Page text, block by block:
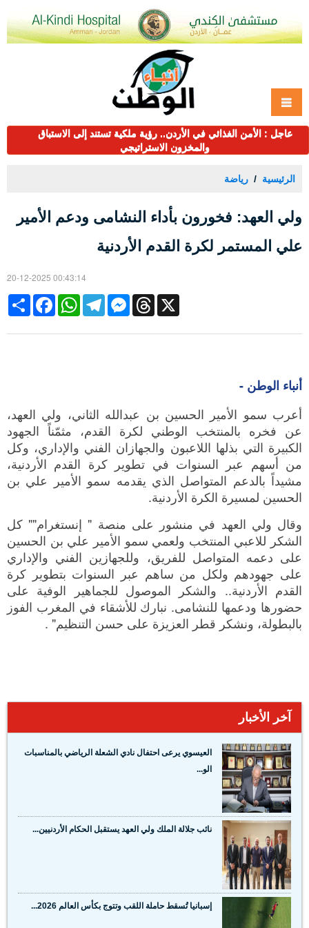
عاجل : الأمن الغذائي في الأردن.. رؤية ملكية تستند إلى الاستباق
والمخزون الاستراتيجي
الرئيسية رياضة
ولي العهد: فخورون بأداء النشامى ودعم الأمير
علي المستمر لكرة القدم الأردنية
20-12-2025 00:43:14
Share
FacebookWhatsAppTelegramMessengerThreads X
أنباء الوطن -
أعرب سمو الأمير الحسين بن عبدالله الثاني، ولي العهد،
عن فخره بالمنتخب الوطني لكرة القدم، مثمّناً الجهود
الكبيرة التي بذلها اللاعبون والجهازان الفني والإداري، وكل
من أسهم عبر السنوات في تطوير كرة القدم الأردنية،
مشيداً بالدعم المتواصل الذي يقدمه سمو الأمير علي بن
الحسين لمسيرة الكرة الأردنية.
وقال ولي العهد في منشور على منصة " إنستغرام"" كل
الشكر للاعبي المنتخب ولعمي سمو الأمير علي بن الحسين
على دعمه المتواصل للفريق، وللجهازين الفني والإداري
على جهودهم ولكل من ساهم عبر السنوات بتطوير كرة
القدم الأردنية.. والشكر الموصول للجماهير الوفية على
حضورها ودعمها للنشامى. نبارك للأشقاء في المغرب الفوز
بالبطولة، ونشكر قطر العزيزة على حسن التنظيم" .
آخر الأخبار
العيسوي يرعى احتفال نادي الشعلة الرياضي بالمناسبات
الو...
نائب جلالة الملك ولي العهد يستقبل الحكام الأردنيين...
إسبانيا تُسقط حاملة اللقب وتتوج بكأس العالم 2026...